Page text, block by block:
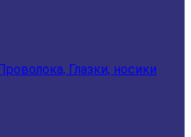
Глазки, носики